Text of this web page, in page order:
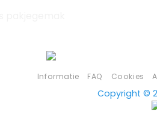
Informatie FAQ Cookies
Copyright ©